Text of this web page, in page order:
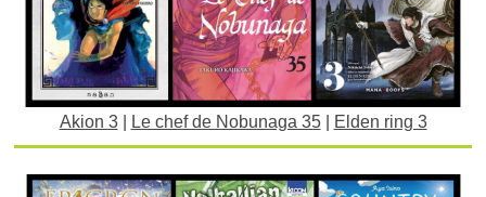
Akion 3| Le chef de Nobunaga 35| Elden ring 3